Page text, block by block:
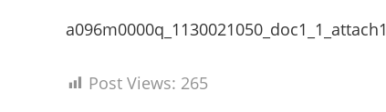
a096m0000q_1130021050_doc1_1_attach1
Post Views: 265